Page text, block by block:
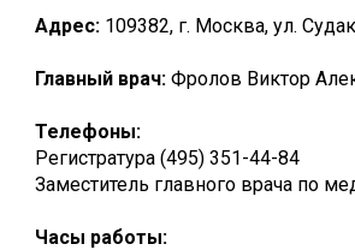
Адрес: 109382, г. Москва, ул.
Главный врач: Фролов Виктор
Телефоны:
Регистратура (495) 351-44-84
Заместитель главного врача по
Часы работы: